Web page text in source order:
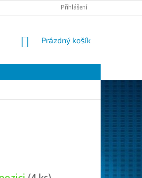
Přihlášení
NÁKUPNÍ
Prázdný košík